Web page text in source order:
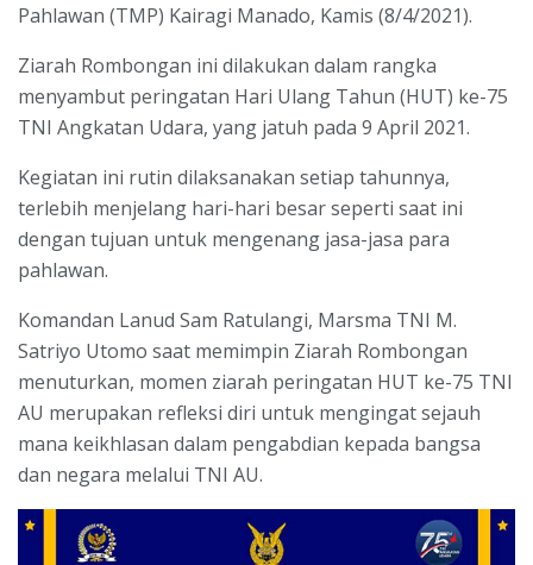
Pahlawan (TMP) Kairagi Manado, Kamis (8/4/2021).
Ziarah Rombongan ini dilakukan dalam rangka
menyambut peringatan Hari Ulang Tahun (HUT) ke-75
TNI Angkatan Udara, yang jatuh pada 9 April 2021.
Kegiatan ini rutin dilaksanakan setiap tahunnya,
terlebih menjelang hari-hari besar seperti saat ini
dengan tujuan untuk mengenang jasa-jasa para
pahlawan.
Komandan Lanud Sam Ratulangi, Marsma TNI M.
Satriyo Utomo saat memimpin Ziarah Rombongan
menuturkan, momen ziarah peringatan HUT ke-75 TNI
AU merupakan refleksi diri untuk mengingat sejauh
mana keikhlasan dalam pengabdian kepada bangsa
dan negara melalui TNI AU.